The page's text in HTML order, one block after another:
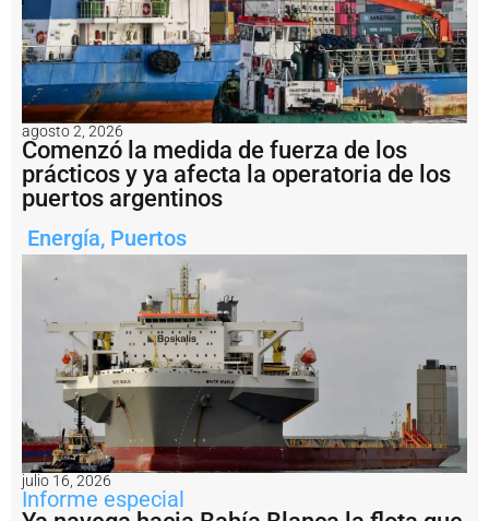
i
ó
n
t
r
a
s
c
a
s
7
0
r
t
o
M
a
agosto 2, 2026
Comenzó la medida de fuerza de los
prácticos y ya afecta la operatoria de los
puertos argentinos
Energía, Puertos
julio 16, 2026
Informe especial